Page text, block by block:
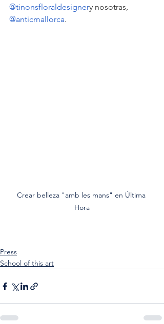
@tinonsfloraldesignery nosotras,
@anticmallorca.
Crear belleza "amb les mans" en Última
Hora
Press
School of this art